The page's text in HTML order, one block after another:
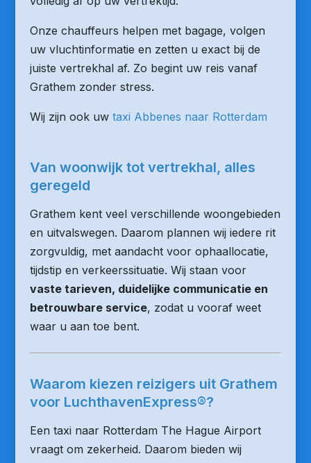
Onze chauffeurs helpen met bagage, volgen
uw vluchtinformatie en zetten u exact bij de
juiste vertrekhal af. Zo begint uw reis vanaf
Grathem zonder stress.
Wij zijn ook uw taxi Abbenes naar Rotterdam
Van woonwijk tot vertrekhal, alles
geregeld
Grathem kent veel verschillende woongebieden
en uitvalswegen. Daarom plannen wij iedere rit
zorgvuldig, met aandacht voor ophaallocatie,
tijdstip en verkeerssituatie. Wij staan voor
vaste tarieven, duidelijke communicatie en
betrouwbare service, zodat u vooraf weet
waar u aan toe bent.
Waarom kiezen reizigers uit Grathem
voor LuchthavenExpress®?
Een taxi naar Rotterdam The Hague Airport
vraagt om zekerheid. Daarom bieden wij